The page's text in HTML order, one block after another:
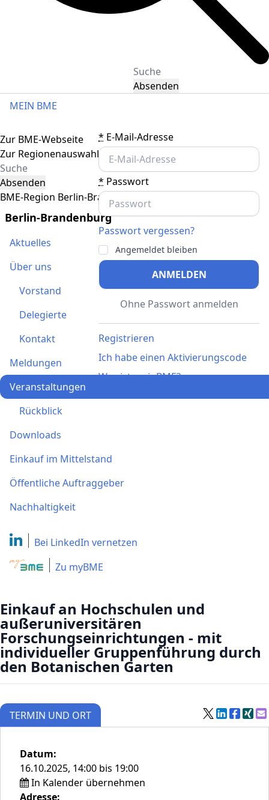
Absenden
MEIN BME
* E-Mail-Adresse
* Passwort
Passwort vergessen?
Angemeldet bleiben
ANMELDEN
Ohne Passwort anmelden
Registrieren
Ich habe einen Aktivierungscode
Was ist meinBME?
Toggle navigation
Zur BME-Webseite
Zur Regionenauswahl
Absenden
BME-Region Berlin-Brandenburg
Berlin-Brandenburg
Aktuelles
Über uns
Vorstand
Delegierte
Kontakt
Meldungen
Veranstaltungen
Rückblick
Downloads
Einkauf im Mittelstand
Öffentliche Auftraggeber
Nachhaltigkeit
Bei LinkedIn vernetzen
Zu myBME
Einkauf an Hochschulen und
außeruniversitären
Forschungseinrichtungen - mit
individueller Gruppenführung durch
den Botanischen Garten
TERMIN UND ORT
Datum:
16.10.2025, 14:00 bis 19:00
In Kalender übernehmen
Adresse: